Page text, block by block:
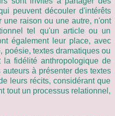
peuvent découler d'intérêts
raison ou une autre, n'ont
tel qu'un article ou un
également leur place, avec
poésie, textes dramatiques ou
fidélité anthropologique de
à présenter des textes
leurs récits, considérant que
tout un processus relationnel,